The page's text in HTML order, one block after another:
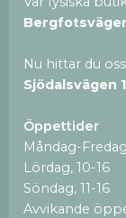
Nu hittar du
Sjödalsvägen
Öppettider
Måndag-
Lördag, 10-16
Söndag, 11-16
Avvikande